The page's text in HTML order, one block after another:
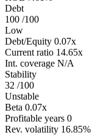
Debt
100 /100
Low
Debt/Equity 0.07x
Current ratio 14.65x
Int. coverage N/A
Stability
32 /100
Unstable
Beta 0.07x
Profitable years 0
Rev. volatility 16.85%